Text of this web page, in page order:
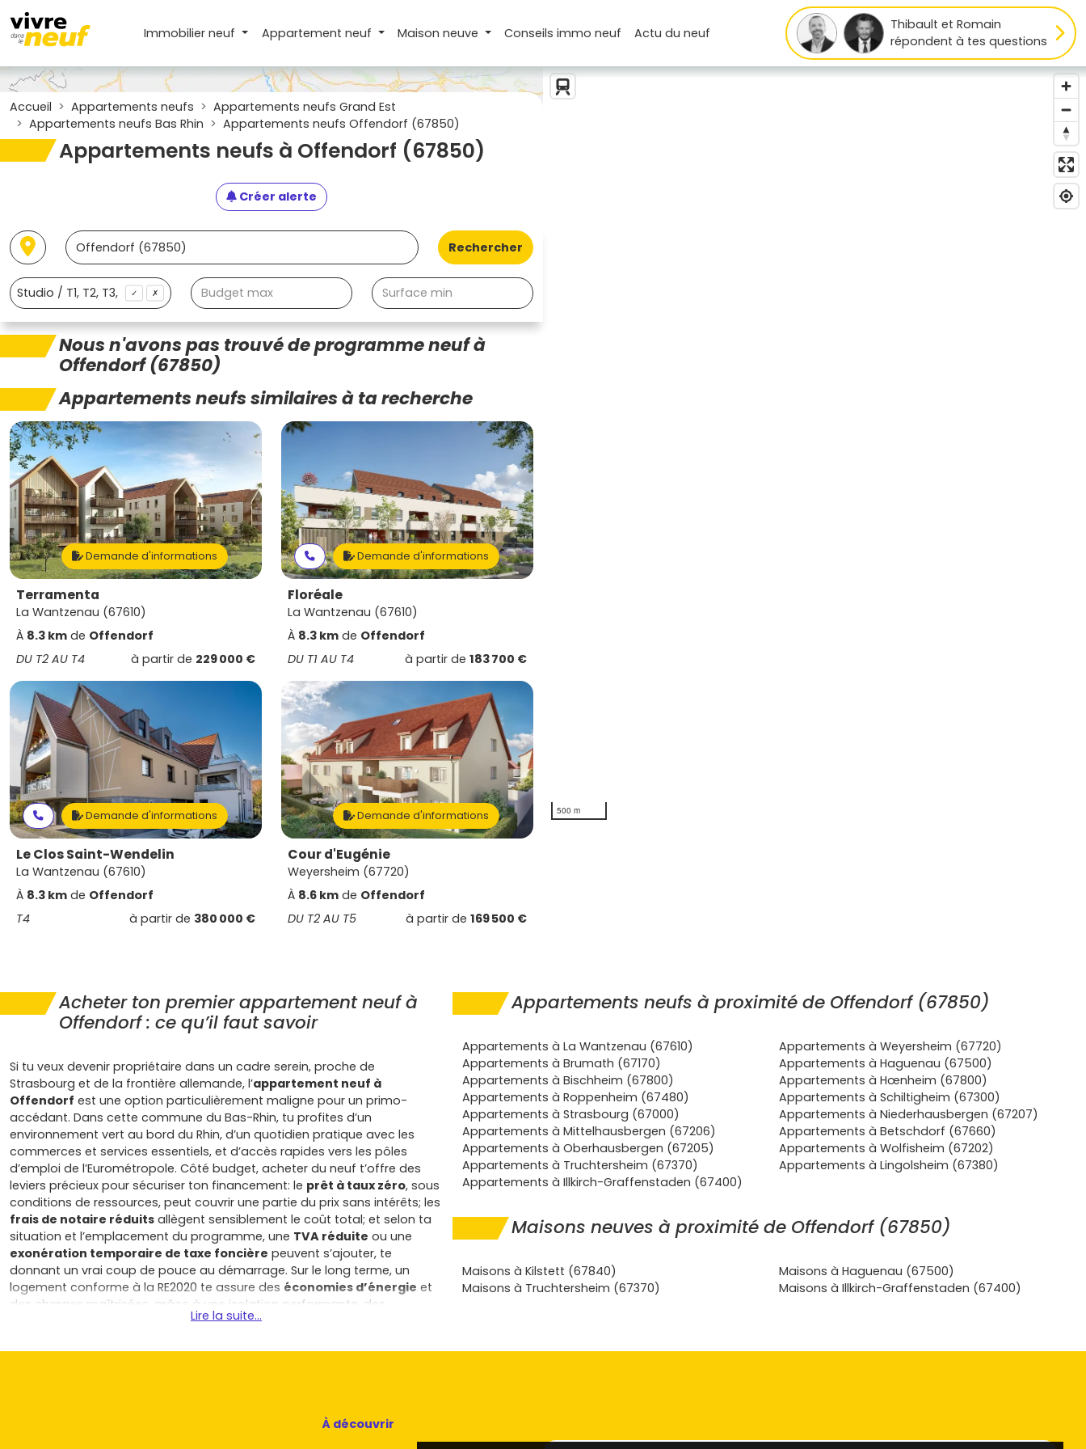
Immobilier neuf Appartement neuf Maison neuve Conseilsimmo neuf Actudu neuf
Thibault et Romain
répondent à tes questions
Accueil Appartements neufs
Appartements neufs Grand Est
Appartements neufs Bas Rhin
Appartements neufs Offendorf (67850)
Appartements neufs à Offendorf (67850)
Créer alerte
Rechercher
✓ ✗
Nous n'avons pas trouvé de programme neuf à
Offendorf (67850)
Appartements neufs similaires à ta recherche
Demande d'informations
Terramenta
La Wantzenau (67610)
À 8.3 km de Offendorf
DU T2 AU T4
à partir de 229 000 €
Demande d'informations
Floréale
La Wantzenau (67610)
À 8.3 km de Offendorf
DU T1 AU T4
à partir de 183 700 €
Demande d'informations
Le Clos Saint-Wendelin
La Wantzenau (67610)
À 8.3 km de Offendorf
T4
à partir de 380 000 €
Demande d'informations
Cour d'Eugénie
Weyersheim (67720)
À 8.6 km de Offendorf
DU T2 AU T5
à partir de 169 500 €
500 m
Acheter ton premier appartement neuf à
Offendorf : ce qu’il faut savoir
Si tu veux devenir propriétaire dans un cadre serein, proche de
Strasbourg et de la frontière allemande, l’appartement neuf à
Offendorf est une option particulièrement maligne pour un primo-
accédant. Dans cette commune du Bas-Rhin, tu profites d’un
environnement vert au bord du Rhin, d’un quotidien pratique avec les
commerces et services essentiels, et d’accès rapides vers les pôles
d’emploi de l’Eurométropole. Côté budget, acheter du neuf t’offre des
leviers précieux pour sécuriser ton financement: le prêt à taux zéro, sous
conditions de ressources, peut couvrir une partie du prix sans intérêts; les
frais de notaire réduits allègent sensiblement le coût total; et selon ta
situation et l’emplacement du programme, une TVA réduite ou une
exonération temporaire de taxe foncière peuvent s’ajouter, te
donnant un vrai coup de pouce au démarrage. Sur le long terme, un
logement conforme à la RE2020 te assure des économies d’énergie et
des charges maîtrisées, grâce à une isolation performante, des
équipements récents et des matériaux pérennes. Tu bénéficies aussi de
les imprévus et te laissent emménager l’esprit léger. À Offendorf, les
donne quand on achète pour la première fois. Autre atout pour toi qui
démarres: le marché local est généralement plus accessible que dans
Lire la suite...
Appartements neufs à proximité de Offendorf (67850)
Appartements à La Wantzenau (67610)
Appartements à Weyersheim (67720)
Appartements à Brumath (67170)
Appartements à Haguenau (67500)
Appartements à Bischheim (67800)
Appartements à Hœnheim (67800)
Appartements à Roppenheim (67480)
Appartements à Schiltigheim (67300)
Appartements à Strasbourg (67000)
Appartements à Niederhausbergen (67207)
Appartements à Mittelhausbergen (67206)
Appartements à Betschdorf (67660)
Appartements à Oberhausbergen (67205)
Appartements à Wolfisheim (67202)
Appartements à Truchtersheim (67370)
Appartements à Lingolsheim (67380)
Appartements à Illkirch-Graffenstaden (67400)
Maisons neuves à proximité de Offendorf (67850)
Maisons à Kilstett (67840)
Maisons à Haguenau (67500)
Maisons à Truchtersheim (67370)
Maisons à Illkirch-Graffenstaden (67400)
À découvrir